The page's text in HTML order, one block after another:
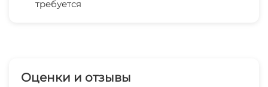
аквапарк
Беседка
требуется
Оценки и отзывы